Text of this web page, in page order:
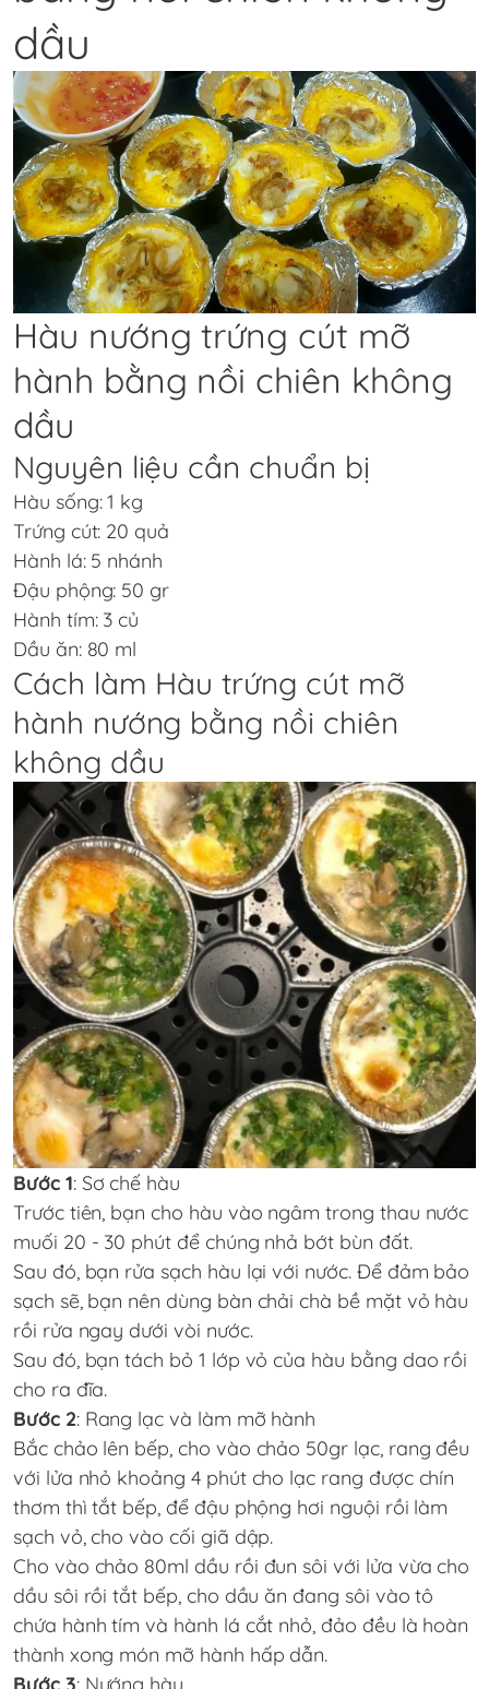
dầu
Hàu nướng trứng cút mỡ
hành bằng nồi chiên không
dầu
Nguyên liệu cần chuẩn bị
Hàu sống: 1 kg
Trứng cút: 20 quả
Hành lá: 5 nhánh
Đậu phộng: 50 gr
Hành tím: 3 củ
Dầu ăn: 80 ml
Cách làm Hàu trứng cút mỡ
hành nướng bằng nồi chiên
không dầu
Bước 1: Sơ chế hàu
Trước tiên, bạn cho hàu vào ngâm trong thau nước
muối 20 - 30 phút để chúng nhả bớt bùn đất.
Sau đó, bạn rửa sạch hàu lại với nước. Để đảm bảo
sạch sẽ, bạn nên dùng bàn chải chà bề mặt vỏ hàu
rồi rửa ngay dưới vòi nước.
Sau đó, bạn tách bỏ 1 lớp vỏ của hàu bằng dao rồi
cho ra đĩa.
Bước 2: Rang lạc và làm mỡ hành
Bắc chảo lên bếp, cho vào chảo 50gr lạc, rang đều
với lửa nhỏ khoảng 4 phút cho lạc rang được chín
thơm thì tắt bếp, để đậu phộng hơi nguội rồi làm
sạch vỏ, cho vào cối giã dập.
Cho vào chảo 80ml dầu rồi đun sôi với lửa vừa cho
dầu sôi rồi tắt bếp, cho dầu ăn đang sôi vào tô
chứa hành tím và hành lá cắt nhỏ, đảo đều là hoàn
thành xong món mỡ hành hấp dẫn.
Bước 3: Nướng hàu